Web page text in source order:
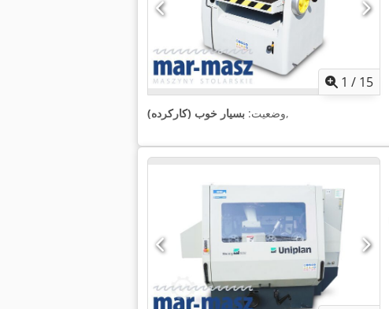
1 / 15
وضعیت: بسیار خوب (کارکرده) ,